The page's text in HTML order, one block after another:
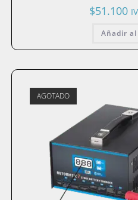
$51.100
Añadir
AGOTADO